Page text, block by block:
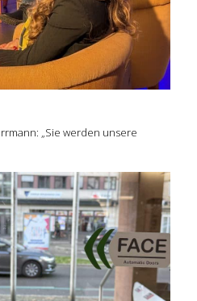
„Sie werden unsere